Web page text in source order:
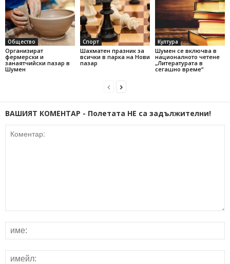
Общество
Организират
фермерски и
занаятчийски пазар в
Шумен
Спорт
Шахматен празник за
всички в парка на Нови
пазар
Култура
Шумен се включва в
националното четене
„Литературата в
сегашно време“
ВАШИЯТ КОМЕНТАР - Полетата НЕ са задължителни!